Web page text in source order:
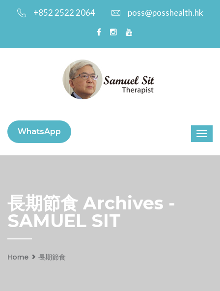
+852 2522 2064 poss@posshealth.hk
WhatsApp
長期節食 Archives -
SAMUEL SIT
Home 長期節食